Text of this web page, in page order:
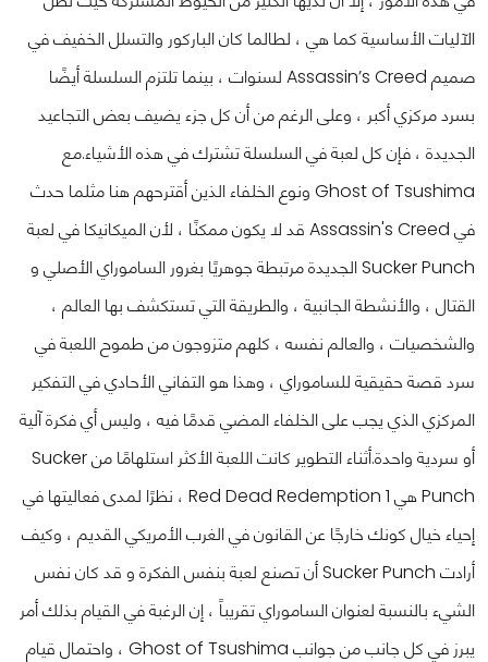
الآليات الأساسية كما هي ، لطالما كان الباركور والتسلل الخفيف في
صميم Assassin’s Creed لسنوات ، بينما تلتزم السلسلة أيضًا
بسرد مركزي أكبر ، وعلى الرغم من أن كل جزء يضيف بعض التجاعيد
الجديدة ، فإن كل لعبة في السلسلة تشترك في هذه الأشياء.مع
Ghost of Tsushima ونوع الخلفاء الذين أقترحهم هنا مثلما حدث
في Assassin's Creed قد لا يكون ممكنًا ، لأن الميكانيكا في لعبة
Sucker Punch الجديدة مرتبطة جوهريًا بغرور الساموراي الأصلي و
القتال ، والأنشطة الجانبية ، والطريقة التي تستكشف بها العالم ،
والشخصيات ، والعالم نفسه ، كلهم ​​متزوجون من طموح اللعبة في
سرد ​​قصة حقيقية للساموراي ، وهذا هو التفاني الأحادي في التفكير
المركزي الذي يجب على الخلفاء المضي قدمًا فيه ، وليس أي فكرة آلية
أو سردية واحدة.
أثناء التطوير كانت اللعبة الأكثر استلهامًا من Sucker
Punch هي Red Dead Redemption 1 ، نظرًا لمدى فعاليتها في
إحياء خيال كونك خارجًا عن القانون في الغرب الأمريكي القديم ، وكيف
أرادت Sucker Punch أن تصنع لعبة بنفس الفكرة و قد كان نفس
الشيء بالنسبة لعنوان الساموراي تقريباً ، إن الرغبة في القيام بذلك أمر
يبرز في كل جانب من جوانب Ghost of Tsushima ، واحتمال قيام